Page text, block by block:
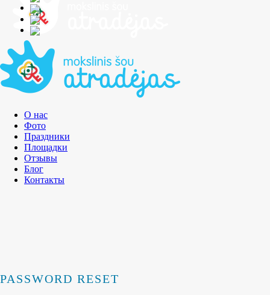
О нас
Фото
Праздники
Площадки
Отзывы
Блог
Контакты
PASSWORD RESET